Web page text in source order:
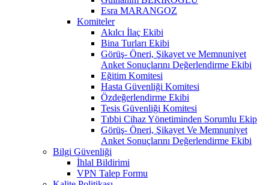
Esra MARANGOZ
Komiteler
Akılcı İlaç Ekibi
Bina Turları Ekibi
Görüş- Öneri, Şikayet ve Memnuniyet
Anket Sonuçlarını Değerlendirme Ekibi
Eğitim Komitesi
Hasta Güvenliği Komitesi
Özdeğerlendirme Ekibi
Tesis Güvenliği Komitesi
Tıbbi Cihaz Yönetiminden Sorumlu Ekip
Görüş- Öneri, Şikayet Ve Memnuniyet
Anket Sonuçlarını Değerlendirme Ekibi
Bilgi Güvenliği
İhlal Bildirimi
VPN Talep Formu